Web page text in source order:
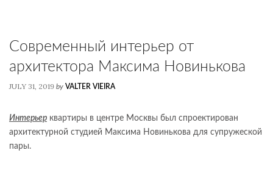
Современный интерьер от
архитектора Максима Новинькова
JULY 31, 2019 by VALTER VIEIRA
Интерьер квартиры в центре Москвы был спроектирован
архитектурной студией Максима Новинькова для супружеской
пары.